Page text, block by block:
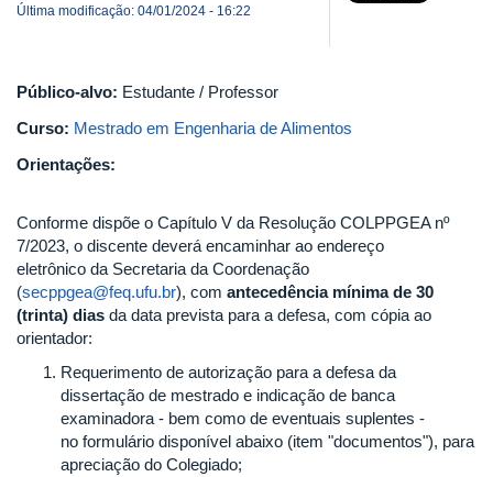
Última modificação: 04/01/2024 - 16:22
Público-alvo: Estudante / Professor
Curso: Mestrado em Engenharia de Alimentos
Orientações:
Conforme dispõe o Capítulo V da Resolução COLPPGEA nº
7/2023, o discente deverá encaminhar ao endereço
eletrônico da Secretaria da Coordenação
(secppgea@feq.ufu.br), com antecedência mínima de 30
(trinta) dias da data prevista para a defesa, com cópia ao
orientador:
Requerimento de autorização para a defesa da
dissertação de mestrado e indicação de banca
examinadora - bem como de eventuais suplentes -
no formulário disponível abaixo (item "documentos"), para
apreciação do Colegiado;